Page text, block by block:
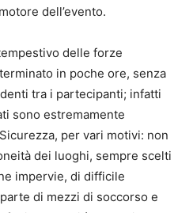
dell’evento.
delle forze
in poche ore, senza
tra i partecipanti; infatti
sono estremamente
per vari motivi: non
dei luoghi, sempre scelti
impervie, di difficile
di mezzi di soccorso e